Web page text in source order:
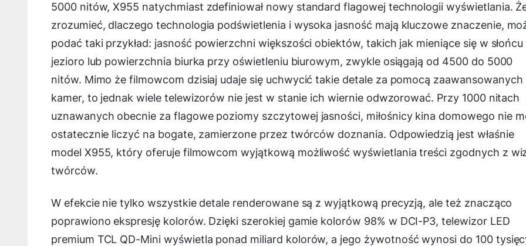
5000 nitów, X955 natychmiast zdefiniował nowy standard flagowej technologii wyświetlania.
zrozumieć, dlaczego technologia podświetlenia i wysoka jasność mają kluczowe znaczenie,
podać taki przykład: jasność powierzchni większości obiektów, takich jak mieniące się w słońcu
jezioro lub powierzchnia biurka przy oświetleniu biurowym, zwykle osiągają od 4500 do 5000
nitów. Mimo że filmowcom dzisiaj udaje się uchwycić takie detale za pomocą zaawansowanych
kamer, to jednak wiele telewizorów nie jest w stanie ich wiernie odwzorować. Przy 1000 nitach
uznawanych obecnie za flagowe poziomy szczytowej jasności, miłośnicy kina domowego nie
ostatecznie liczyć na bogate, zamierzone przez twórców doznania. Odpowiedzią jest właśnie
model X955, który oferuje filmowcom wyjątkową możliwość wyświetlania treści zgodnych z
twórców.
W efekcie nie tylko wszystkie detale renderowane są z wyjątkową precyzją, ale też znacząco
poprawiono ekspresję kolorów. Dzięki szerokiej gamie kolorów 98% w DCI-P3, telewizor LED
premium TCL QD-Mini wyświetla ponad miliard kolorów, a jego żywotność wynosi do 100